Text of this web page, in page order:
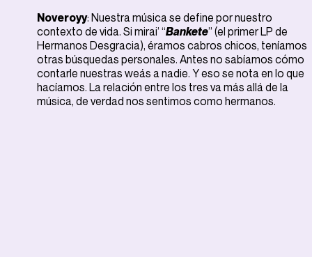
Noveroyy: Nuestra música se define por nuestro
contexto de vida. Si mirai’ “Bankete” (el primer LP de
Hermanos Desgracia), éramos cabros chicos, teníamos
otras búsquedas personales. Antes no sabíamos cómo
contarle nuestras weás a nadie. Y eso se nota en lo que
hacíamos. La relación entre los tres va más allá de la
música, de verdad nos sentimos como hermanos.